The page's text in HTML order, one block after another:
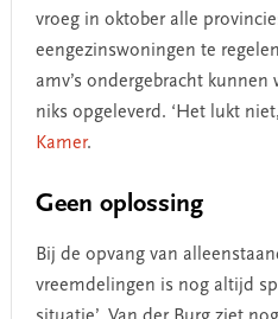
vroeg in oktober alle
eengezinswoningen te
amv’s ondergebracht
niks opgeleverd. ‘Het lukt
Kamer.
Geen oplossing
Bij de opvang van
vreemdelingen is nog altijd